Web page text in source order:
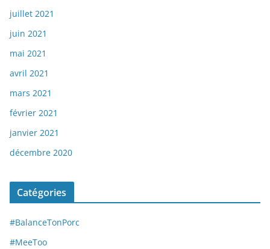
juillet 2021
juin 2021
mai 2021
avril 2021
mars 2021
février 2021
janvier 2021
décembre 2020
Catégories
#BalanceTonPorc
#MeeToo